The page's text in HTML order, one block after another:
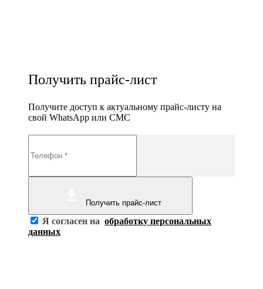
Получить прайс-лист
Получите доступ к актуальному прайс-листу на
свой WhatsApp или СМС
Получить прайс-лист
Я согласен на обработку персональных
данных